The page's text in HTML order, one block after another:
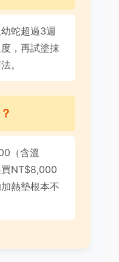
蛇超過3週
，再試塗抹
。
（含溫
NT$8,000
熱墊根本不